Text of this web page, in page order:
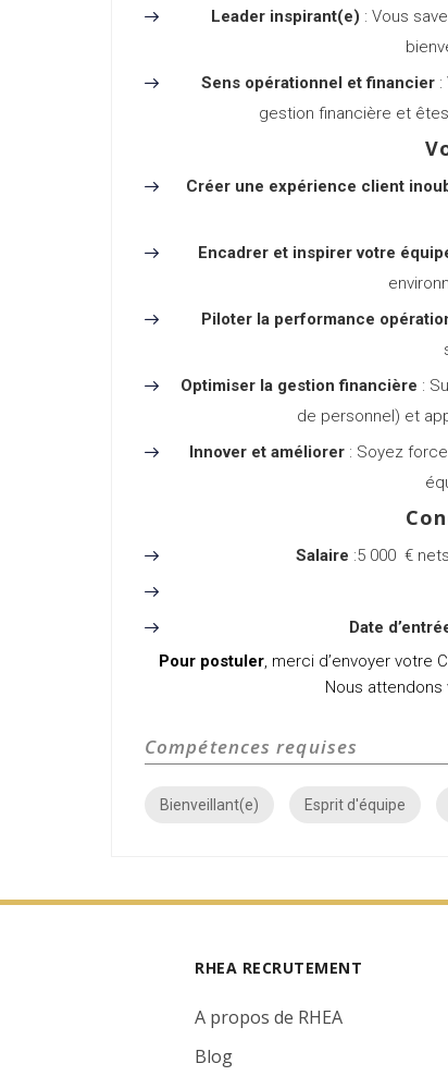
Leader inspirant(e) : Vous
Sens opérationnel et financier :
gestion financière et
Créer une expérience client
Encadrer et inspirer votre
Piloter la performance
Optimiser la gestion financière :
de personnel) et
Innover et améliorer: Soyez
Salaire :5 000 €
Date
Pour postuler, merci d’envoyer votre
Nous
Compétences requises
Bienveillant(e) Esprit d'équipe
RHEA RECRUTEMENT
A propos de RHEA
Blog